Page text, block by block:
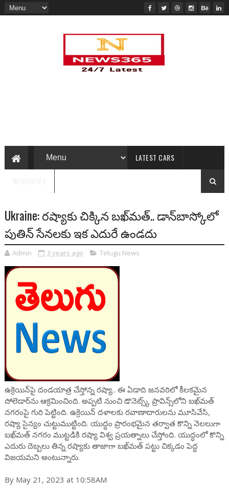
LATEST CARS
Ukraine: రష్యాకు చిక్కిన బఖ్‌మత్.. డాన్‌బాస్కోలో
పుతిన్ సేనలకు ఇక ఎదురే ఉండదు
Admin 3 years ago Telugu News
ఉక్రెయిన్‌పై దండయాత్ర చేస్తోన్న రష్యా.. ఈ ఏడాది జనవరిలో కీలకమైన
సోలెడార్‌ను ఆక్రమించింది. అప్పటి నుంచి డొనెట్స్క్ ప్రావిన్స్‌లోని బఖ్‌మత్‌
నగరంపై గురి పెట్టింది. ఉక్రెయిన్‌ దళాలకు రవాణాదారులను మూసివేసి,
రష్యా సైన్యం చుట్టుముట్టింది. యుద్ధం ప్రారంభమైన తర్వాత కొన్ని నెలలుగా
బఖ్‌మత్‌ నగరం ముట్టడికి రష్యా విశ్వ ప్రయత్నాలు చేస్తోంది. యుద్ధంలో కొన్ని
ఎదురు దెబ్బలు తిన్న రష్యాకు తాజాగా బఖ్‌మత్ పట్టు చిక్కడం పెద్ద
విజయమని అంటున్నారు.
By May 21, 2023 at 10:58AM